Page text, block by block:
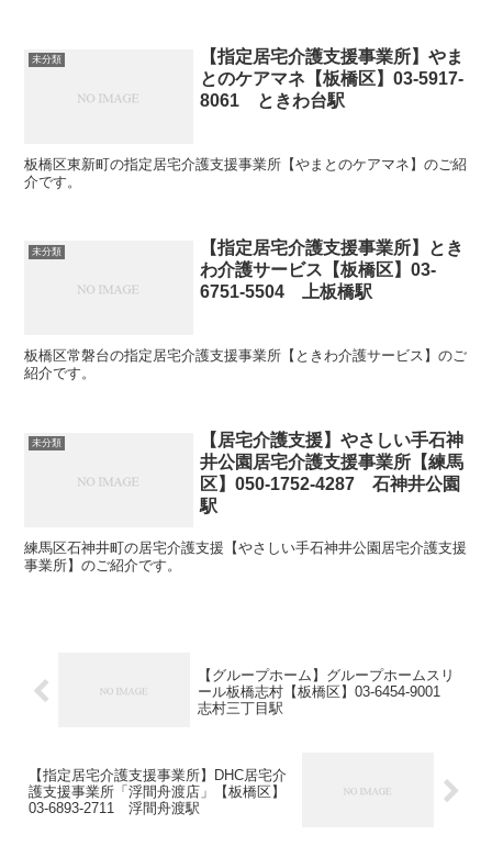
未分類
【指定居宅介護支援事業所】やま
とのケアマネ【板橋区】03-5917-
8061 ときわ台駅
板橋区東新町の指定居宅介護支援事業所【やまとのケアマネ】のご紹
介です。
未分類
【指定居宅介護支援事業所】とき
わ介護サービス【板橋区】03-
6751-5504 上板橋駅
板橋区常磐台の指定居宅介護支援事業所【ときわ介護サービス】のご
紹介です。
未分類
【居宅介護支援】やさしい手石神
井公園居宅介護支援事業所【練馬
区】050-1752-4287 石神井公園
駅
練馬区石神井町の居宅介護支援【やさしい手石神井公園居宅介護支援
事業所】のご紹介です。
【グループホーム】グループホームスリ
ール板橋志村【板橋区】03-6454-9001
志村三丁目駅
【指定居宅介護支援事業所】DHC居宅介
護支援事業所「浮間舟渡店」【板橋区】
03-6893-2711 浮間舟渡駅